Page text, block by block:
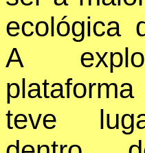
ecológica
A
teve